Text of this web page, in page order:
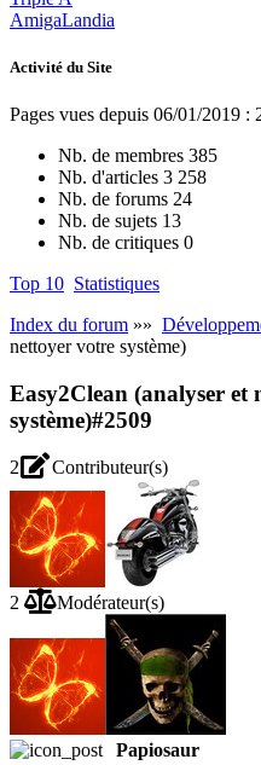
AmigaLandia
Activité du Site
Pages vues depuis 06/01/2019 :
Nb. de membres 385
Nb. d'articles 3 258
Nb. de forums 24
Nb. de sujets 13
Nb. de critiques 0
Top 10 Statistiques
Index du forum »»
nettoyer votre système)
Easy2Clean (analyser et
système)#2509
2 Contributeur(s)
2 Modérateur(s)
Papiosaur